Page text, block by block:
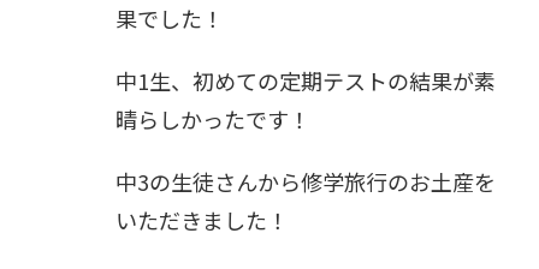
果でした！
中1生、初めての定期テストの結果が素
晴らしかったです！
中3の生徒さんから修学旅行のお土産を
いただきました！